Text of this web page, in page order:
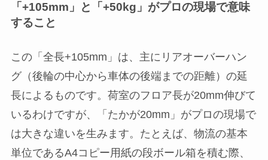
「+105mm」と「+50kg」がプロの現場で意味
すること
この「全長+105mm」は、主にリアオーバーハン
グ（後輪の中心から車体の後端までの距離）の延
長によるものです。荷室のフロア長が20mm伸びて
いるわけですが、「たかが20mm」がプロの現場で
は大きな違いを生みます。たとえば、物流の基本
単位であるA4コピー用紙の段ボール箱を積む際、